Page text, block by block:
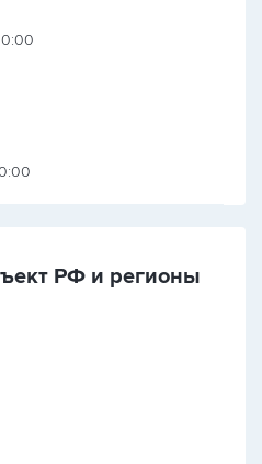
РФ и регионы